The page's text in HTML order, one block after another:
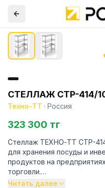
СТЕЛЛАЖ СТР-414/
Техно-ТТ · Россия
323 300 тг
Стеллаж ТЕХНО-ТТ СТР-
для хранения посуды и
продуктов на
торговли.
Читать далее